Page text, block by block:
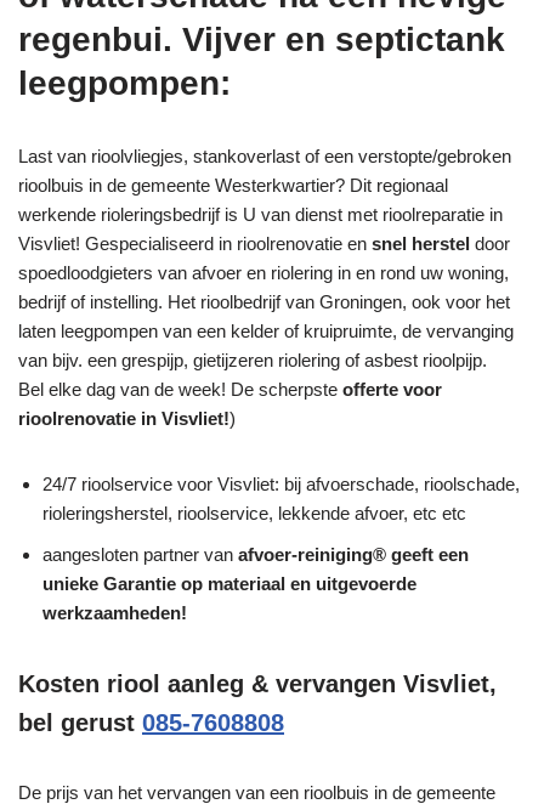
regenbui. Vijver en septictank
leegpompen:
Last van rioolvliegjes, stankoverlast of een verstopte/gebroken
rioolbuis in de gemeente Westerkwartier? Dit regionaal
werkende rioleringsbedrijf is U van dienst met rioolreparatie in
Visvliet! Gespecialiseerd in rioolrenovatie en snel herstel door
spoedloodgieters van afvoer en riolering in en rond uw woning,
bedrijf of instelling. Het rioolbedrijf van Groningen, ook voor het
laten leegpompen van een kelder of kruipruimte, de vervanging
van bijv. een grespijp, gietijzeren riolering of asbest rioolpijp.
Bel elke dag van de week! De scherpste offerte voor
rioolrenovatie in Visvliet!)
24/7 rioolservice voor Visvliet: bij afvoerschade, rioolschade,
rioleringsherstel, rioolservice, lekkende afvoer, etc etc
aangesloten partner van afvoer-reiniging® geeft een
unieke Garantie op materiaal en uitgevoerde
werkzaamheden!
Kosten riool aanleg & vervangen Visvliet,
bel gerust 085-7608808
De prijs van het vervangen van een rioolbuis in de gemeente